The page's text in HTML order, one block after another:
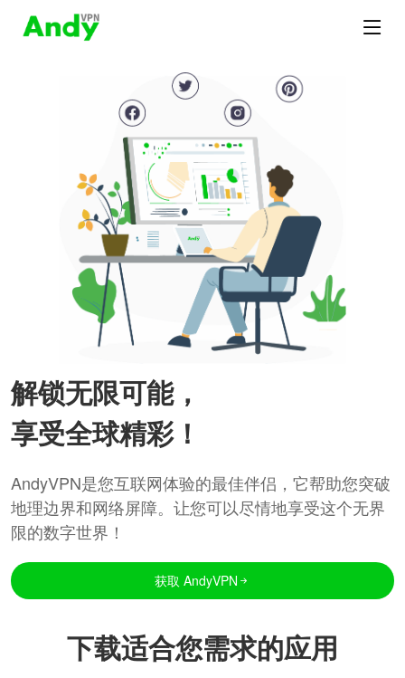
解锁无限可能，
享受全球精彩！
AndyVPN是您互联网体验的最佳伴侣，它帮助您突破
地理边界和网络屏障。让您可以尽情地享受这个无界
限的数字世界！
获取 AndyVPN
下载适合您需求的应用